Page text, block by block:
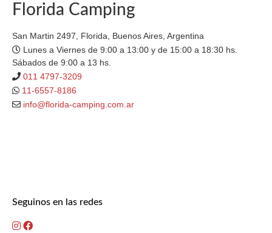
Florida Camping
San Martin 2497, Florida, Buenos Aires, Argentina
Lunes a Viernes de 9:00 a 13:00 y de 15:00 a 18:30 hs.
Sábados de 9:00 a 13 hs.
011 4797-3209
11-6557-8186
info@florida-camping.com.ar
Seguinos en las redes